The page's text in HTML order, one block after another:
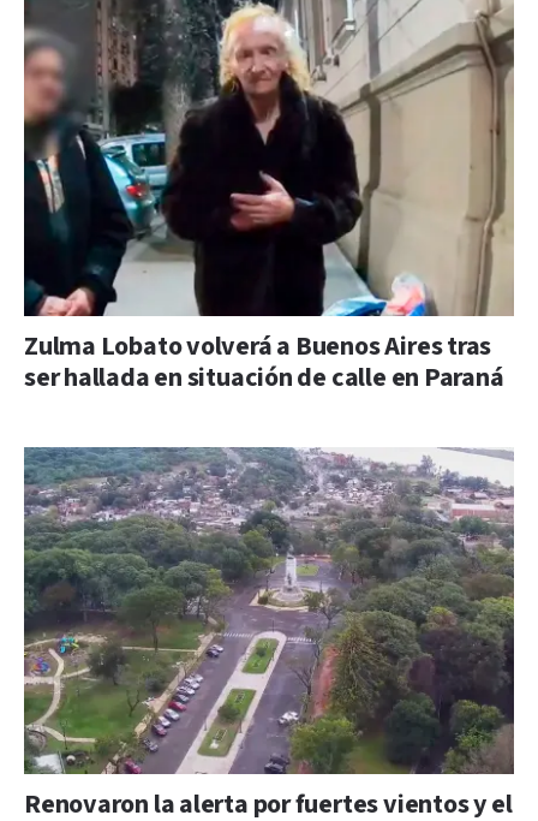
Zulma Lobato volverá a Buenos Aires tras
ser hallada en situación de calle en Paraná
Renovaron la alerta por fuertes vientos y el